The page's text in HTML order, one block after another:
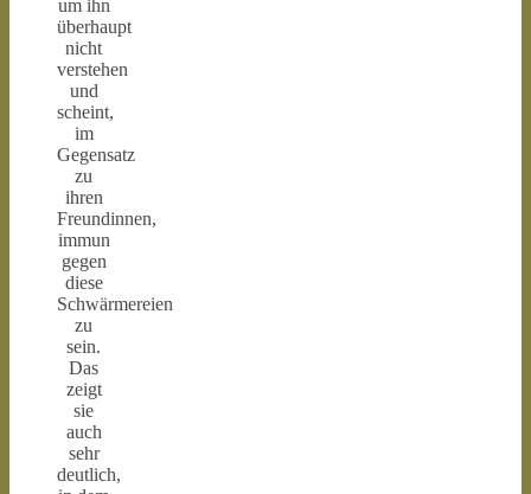
um ihn
überhaupt
nicht
verstehen
und
scheint,
im
Gegensatz
zu
ihren
Freundinnen,
immun
gegen
diese
Schwärmereien
zu
sein.
Das
zeigt
sie
auch
sehr
deutlich,